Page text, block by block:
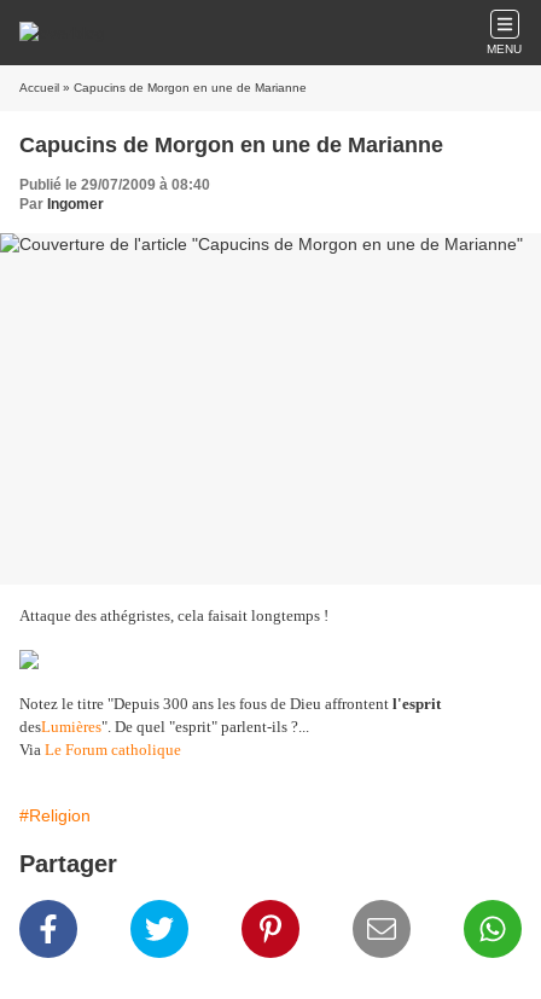
MENU
Accueil » Capucins de Morgon en une de Marianne
Capucins de Morgon en une de Marianne
Publié le 29/07/2009 à 08:40
Par Ingomer
Attaque des athégristes, cela faisait longtemps !
Notez le titre "Depuis 300 ans les fous de Dieu affrontent l'esprit
desLumières". De quel "esprit" parlent-ils ?...
Via Le Forum catholique
#Religion
Partager